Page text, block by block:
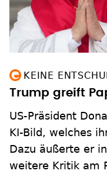
KEINE
Trump greift
US-Präsident
KI-Bild, welches
Dazu äußerte er
weitere Kritik am